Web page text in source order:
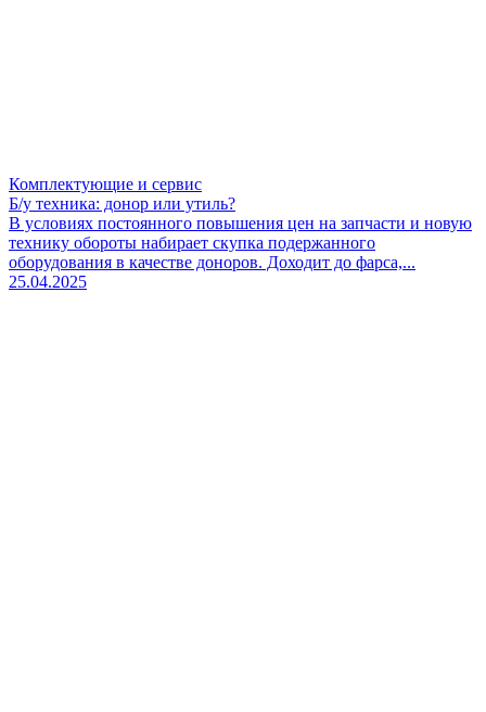
Комплектующие и сервис
Б/у техника: донор или утиль?
В условиях постоянного повышения цен на запчасти и новую
технику обороты набирает скупка подержанного
оборудования в качестве доноров. Доходит до фарса,...
25.04.2025